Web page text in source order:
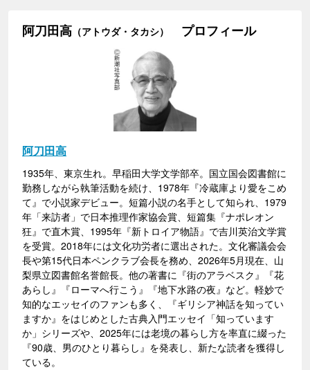
阿刀田高 （アトウダ・タカシ） プロフィール
阿刀田高
1935年、東京生れ。早稲田大学文学部卒。国立国会図書館に
勤務しながら執筆活動を続け、1978年『冷蔵庫より愛をこめ
て』で小説家デビュー。短篇小説の名手として知られ、1979
年「来訪者」で日本推理作家協会賞、短篇集『ナポレオン
狂』で直木賞、1995年『新トロイア物語』で吉川英治文学賞
を受賞。2018年には文化功労者に選出された。文化審議会会
長や第15代日本ペンクラブ会長を務め、2026年5月現在、山
梨県立図書館名誉館長。他の著書に『街のアラベスク』『花
あらし』『ローマへ行こう』『地下水路の夜』など。軽妙で
知的なエッセイのファンも多く、『ギリシア神話を知ってい
ますか』をはじめとした古典入門エッセイ「知っています
か」シリーズや、2025年には老境の暮らし方を率直に綴った
『90歳、男のひとり暮らし』を発表し、新たな読者を獲得し
ている。